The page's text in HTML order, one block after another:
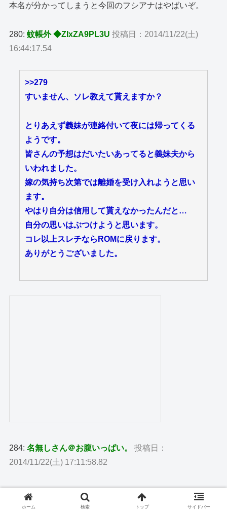
本名が分かってしまうと今回のフシアナはやばいぞ。
280:蚊帳外 ◆ZIxZA9PL3U 投稿日：2014/11/22(土)
16:44:17.54
>>279
すいません、ソレ教えて貰えますか？
とりあえず義妹が連絡付いて夜には帰ってくる
ようです。
皆さんの予想はだいたいあってると義妹夫から
いわれました。
嫁の気持ち次第では離婚を受け入れようと思い
ます。
やはり自分は信用して貰えなかったんだと…
自分の思いはぶつけようと思います。
コレ以上スレチならROMに戻ります。
ありがとうございました。
284:名無しさん＠お腹いっぱい。
投稿日：
2014/11/22(土) 17:11:58.82
>>279じゃないけど、でてくるイニシャルはM・K
ホーム 検索 トップ サイドバー